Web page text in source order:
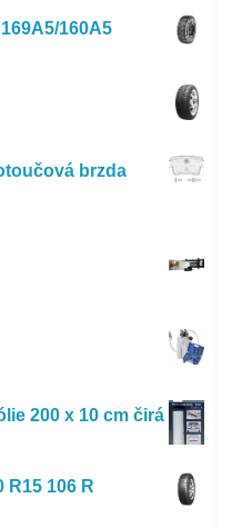
160A5
brzda
200 x 10 cm čirá
R15 106 R